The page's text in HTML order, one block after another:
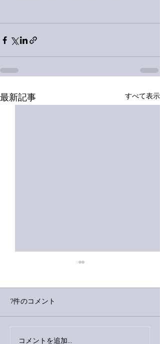
最新記事 すべて表示
7件のコメント
コメントを追加…